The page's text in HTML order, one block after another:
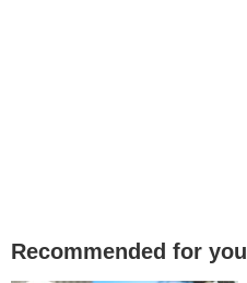
Recommended for you